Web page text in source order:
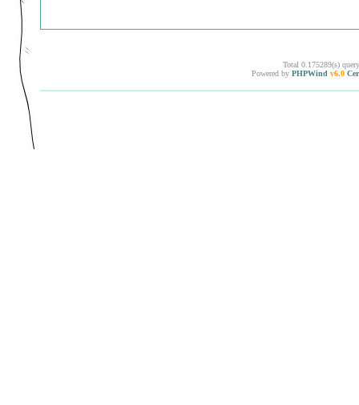
Total 0.175289(s)
Powered by PHPWind v6.0